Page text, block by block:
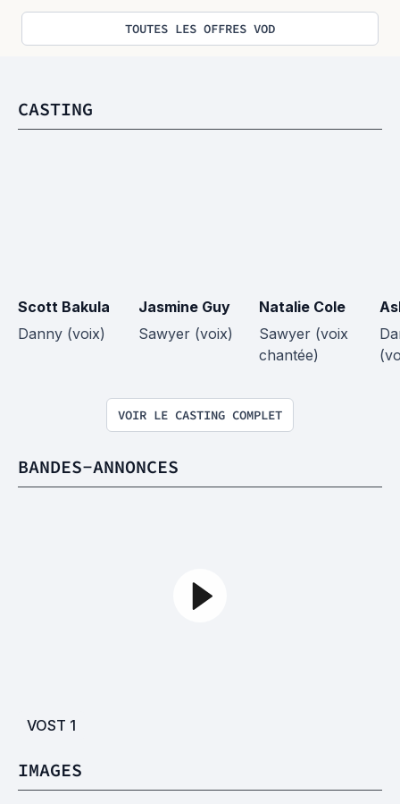
TOUTES LES OFFRES VOD
CASTING
Scott Bakula
Danny (voix)
Jasmine Guy
Sawyer (voix)
Natalie Cole
Sawyer (voix
chantée)
VOIR LE CASTING COMPLET
BANDES-ANNONCES
VOST 1
IMAGES